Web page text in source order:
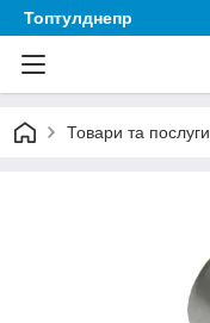
Топтулднепр
Товари та послуги